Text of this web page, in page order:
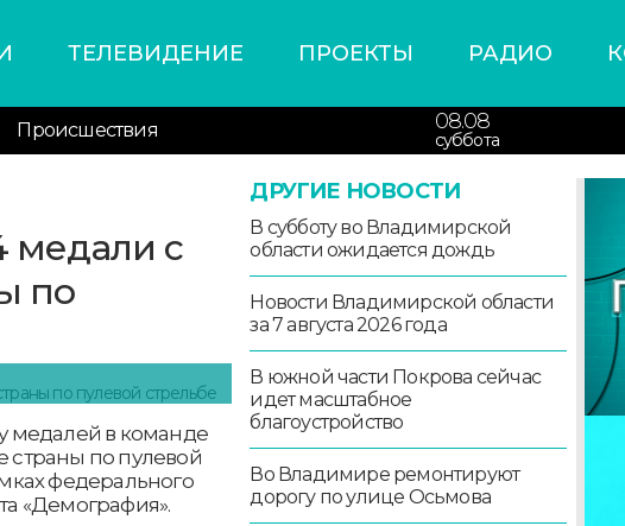
ТЕЛЕВИДЕНИЕ ПРОЕКТЫ РАДИО
Происшествия 08.08
суббота
медали с
по
медалей в команде
страны по пулевой
федерального
«Демография».
ДРУГИЕ НОВОСТИ
В субботу во Владимирской
области ожидается дождь
Новости Владимирской области
за 7 августа 2026 года
В южной части Покрова сейчас
идет масштабное
благоустройство
Во Владимире ремонтируют
дорогу по улице Осьмова